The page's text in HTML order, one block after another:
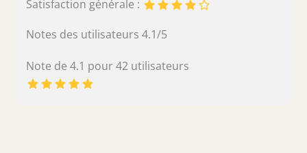
Satisfaction générale :
Notes des utilisateurs 4.1/5
Note de 4.1 pour 42 utilisateurs